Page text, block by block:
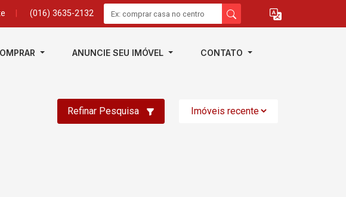
(016) 3635-2132
ANUNCIE SEU IMÓVEL CONTATO
Refinar Pesquisa